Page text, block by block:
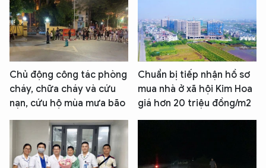
Chủ động công tác phòng
cháy, chữa cháy và cứu
nạn, cứu hộ mùa mưa bão
Chuẩn bị tiếp nhận hồ sơ
mua nhà ở xã hội Kim Hoa
giá hơn 20 triệu đồng/m2